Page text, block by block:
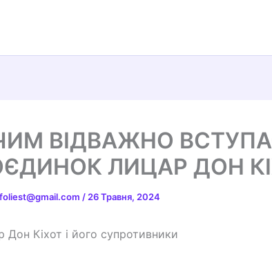
ВІДВАЖНО
ЛИЦАР ДОН
/ 26 Травня, 2024
Дон Кіхот і його супротивники